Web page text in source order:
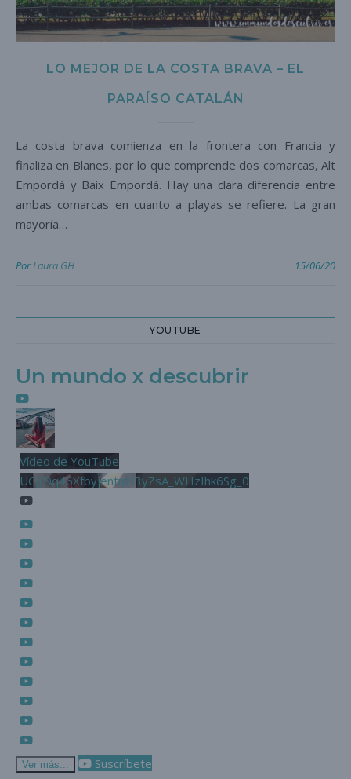
LO MEJOR DE LA COSTA BRAVA – EL
PARAÍSO CATALÁN
La costa brava comienza en la frontera con Francia y
finaliza en Blanes, por lo que comprende dos comarcas, Alt
Empordà y Baix Empordà. Hay una clara diferencia entre
ambas comarcas en cuanto a playas se refiere. La gran
mayoría…
PorLaura GH 15/06/20
YOUTUBE
Un mundo x descubrir
Vídeo de YouTube
UCjL9q46XfbyjentnzI3yZsA_WHzIhk6Sg_0
Ver más... Suscríbete